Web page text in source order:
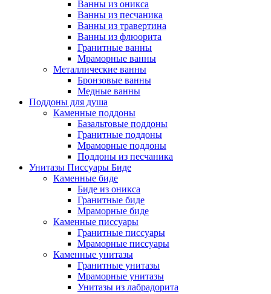
Ванны из оникса
Ванны из песчаника
Ванны из травертина
Ванны из флюорита
Гранитные ванны
Мраморные ванны
Металлические ванны
Бронзовые ванны
Медные ванны
Поддоны для душа
Каменные поддоны
Базальтовые поддоны
Гранитные поддоны
Мраморные поддоны
Поддоны из песчаника
Унитазы Писсуары Биде
Каменные биде
Биде из оникса
Гранитные биде
Мраморные биде
Каменные писсуары
Гранитные писсуары
Мраморные писсуары
Каменные унитазы
Гранитные унитазы
Мраморные унитазы
Унитазы из лабрадорита